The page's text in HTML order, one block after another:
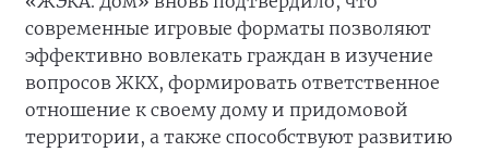
современные игровые форматы позволяют
эффективно вовлекать граждан в изучение
вопросов ЖКХ, формировать ответственное
отношение к своему дому и придомовой
территории, а также способствуют развитию